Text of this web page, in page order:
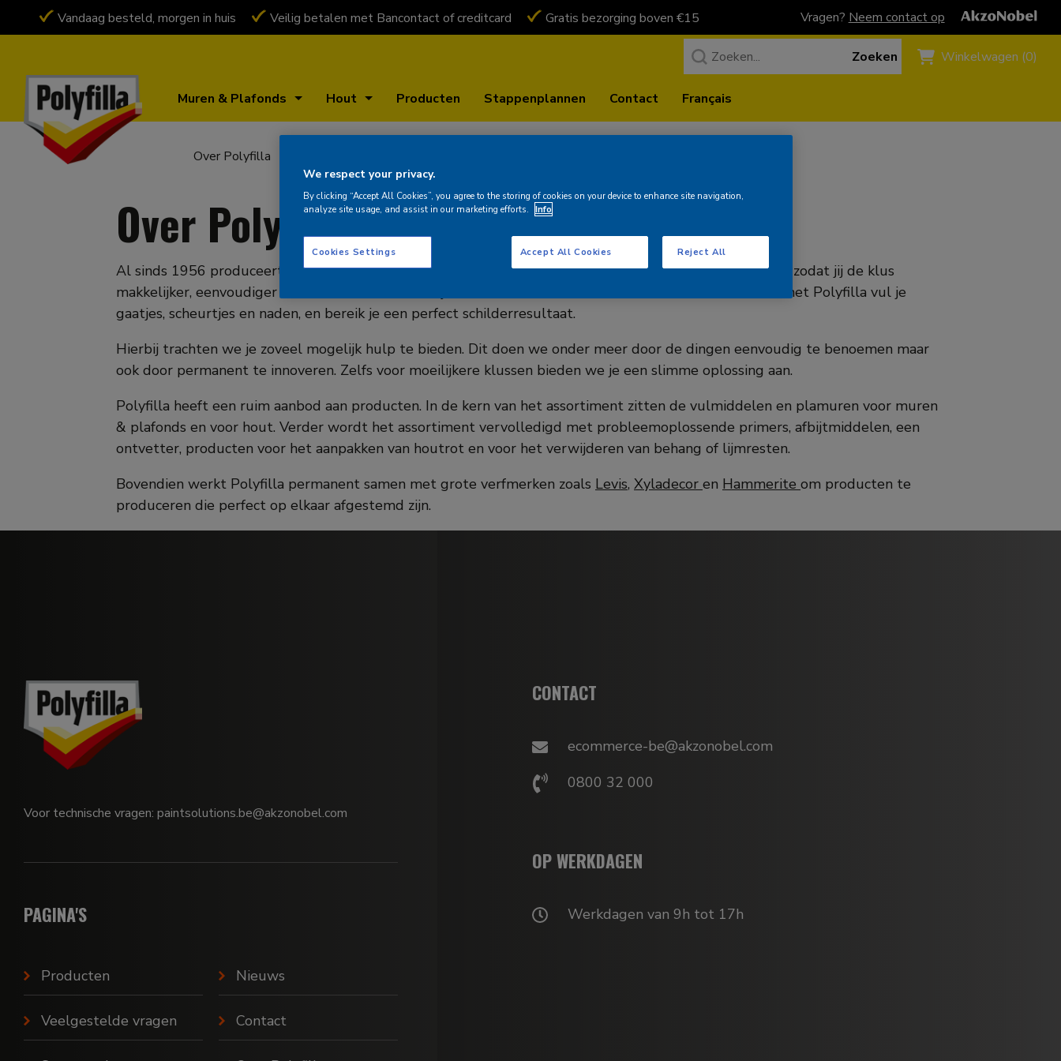
Vandaag besteld, morgen in huis Veilig betalen met Bancontact of creditcard Gratis bezorging boven €15 Vragen? Neem contact op
Zoeken Winkelwagen (0)
Muren & Plafonds Hout Producten Stappenplannen Contact Français
Over Polyfilla
Over Polyfilla
Al sinds 1956 produceert Polyfilla vulmiddelen en plamuren. Topkwaliteit leveren is onze doelstelling, zodat jij de klus
makkelijker, eenvoudiger en sneller kan klaren. Of je nu een ervaren of onervaren doe-het-zelver bent, met Polyfilla vul je
gaatjes, scheurtjes en naden, en bereik je een perfect schilderresultaat.
Hierbij trachten we je zoveel mogelijk hulp te bieden. Dit doen we onder meer door de dingen eenvoudig te benoemen maar
ook door permanent te innoveren. Zelfs voor moeilijkere klussen bieden we je een slimme oplossing aan.
Polyfilla heeft een ruim aanbod aan producten. In de kern van het assortiment zitten de vulmiddelen en plamuren voor muren
& plafonds en voor hout. Verder wordt het assortiment vervolledigd met probleemoplossende primers, afbijtmiddelen, een
ontvetter, producten voor het aanpakken van houtrot en voor het verwijderen van behang of lijmresten.
Bovendien werkt Polyfilla permanent samen met grote verfmerken zoals Levis, Xyladecor en Hammerite om producten te
produceren die perfect op elkaar afgestemd zijn.
Voor technische vragen: paintsolutions.be@akzonobel.com
PAGINA'S
Producten
Veelgestelde vragen
Nieuws
Contact
CONTACT
ecommerce-be@akzonobel.com
0800 32 000
OP WERKDAGEN
Werkdagen van 9h tot 17h
We respect your privacy.
By clicking “Accept All Cookies”, you agree to the storing of cookies on your device to enhance site navigation,
analyze site usage, and assist in our marketing efforts. Info
Cookies Settings Reject All
Accept All Cookies